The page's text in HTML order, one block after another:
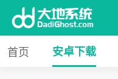
首页 安卓下载